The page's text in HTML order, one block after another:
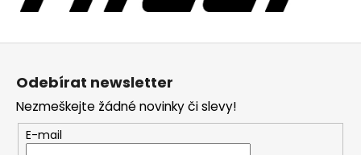
Z
Odebírat newsletter
Nezmeškejte žádné novinky či slevy!
E-mail